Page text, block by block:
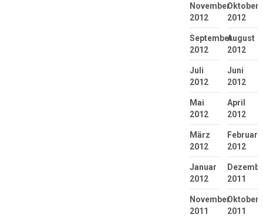
November
2012
Oktober
2012
September
2012
August
2012
Juli
2012
Juni
2012
Mai
2012
April
2012
März
2012
Februar
2012
Januar
2012
2011
November
2011
Oktober
2011